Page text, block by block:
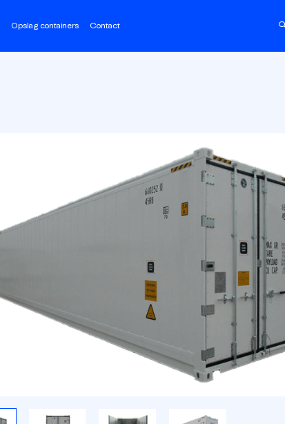
Opslag containers Contact